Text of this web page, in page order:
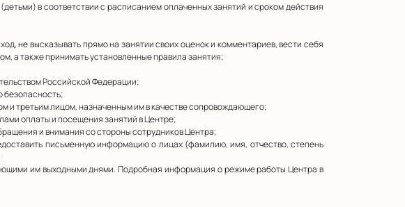
в соответствии с расписанием оплаченных занятий и сроком действия
не высказывать прямо на занятии своих оценок и комментариев, вести себя
а также принимать установленные правила занятия;
Российской Федерации;
безопасность;
и третьим лицом, назначенным им в качестве сопровождающего;
оплаты и посещения занятий в Центре;
и внимания со стороны сотрудников Центра;
письменную информацию о лицах (фамилию, имя, отчество, степень
им выходными днями. Подробная информация о режиме работы Центра в